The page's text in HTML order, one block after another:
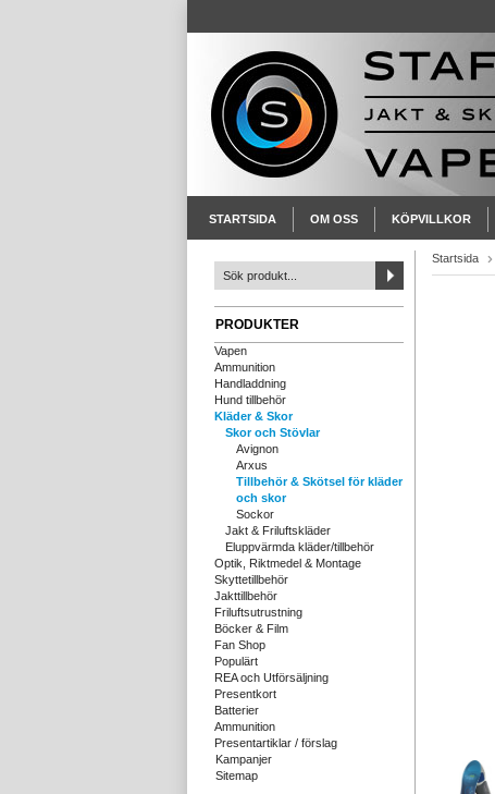
STARTSIDA OM OSS KÖPVILLKOR
PRODUKTER
Vapen
Ammunition
Handladdning
Hund tillbehör
Kläder & Skor
Skor och Stövlar
Avignon
Arxus
Tillbehör & Skötsel för kläder
och skor
Sockor
Jakt & Friluftskläder
Eluppvärmda kläder/tillbehör
Optik, Riktmedel & Montage
Skyttetillbehör
Jakttillbehör
Friluftsutrustning
Böcker & Film
Fan Shop
Populärt
REA och Utförsäljning
Presentkort
Batterier
Ammunition
Presentartiklar / förslag
Kampanjer
Sitemap
Startsida